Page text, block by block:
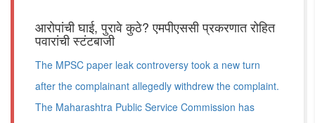
आरोपांची घाई, पुरावे कुठे? एमपीएससी प्रकरणात रोहित
पवारांची स्टंटबाजी
The MPSC paper leak controversy took a new turn
after the complainant allegedly withdrew the complaint.
The Maharashtra Public Service Commission has